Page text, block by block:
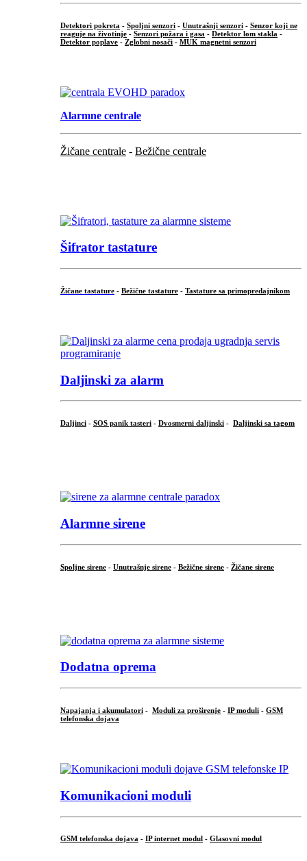
Detektori pokreta - Spoljni senzori - Unutrašnji senzori - Senzor koji ne
reaguje na životinje - Senzori požara i gasa - Detektor lom stakla -
Detektor poplave - Zglobni nosači - MUK magnetni senzori
Alarmne centrale
Žičane centrale - Bežične centrale
Šifrator tastature
Žičane tastature - Bežične tastature - Tastature sa primopredajnikom
Daljinski za alarm
Daljinci - SOS panik tasteri - Dvosmerni daljinski - Daljinski sa tagom
Alarmne sirene
Spoljne sirene - Unutrašnje sirene - Bežične sirene - Žičane sirene
Dodatna oprema
Napajanja i akumulatori - Moduli za proširenje - IP moduli - GSM
telefonska dojava
Komunikacioni moduli
GSM telefonska dojava - IP internet modul - Glasovni modul